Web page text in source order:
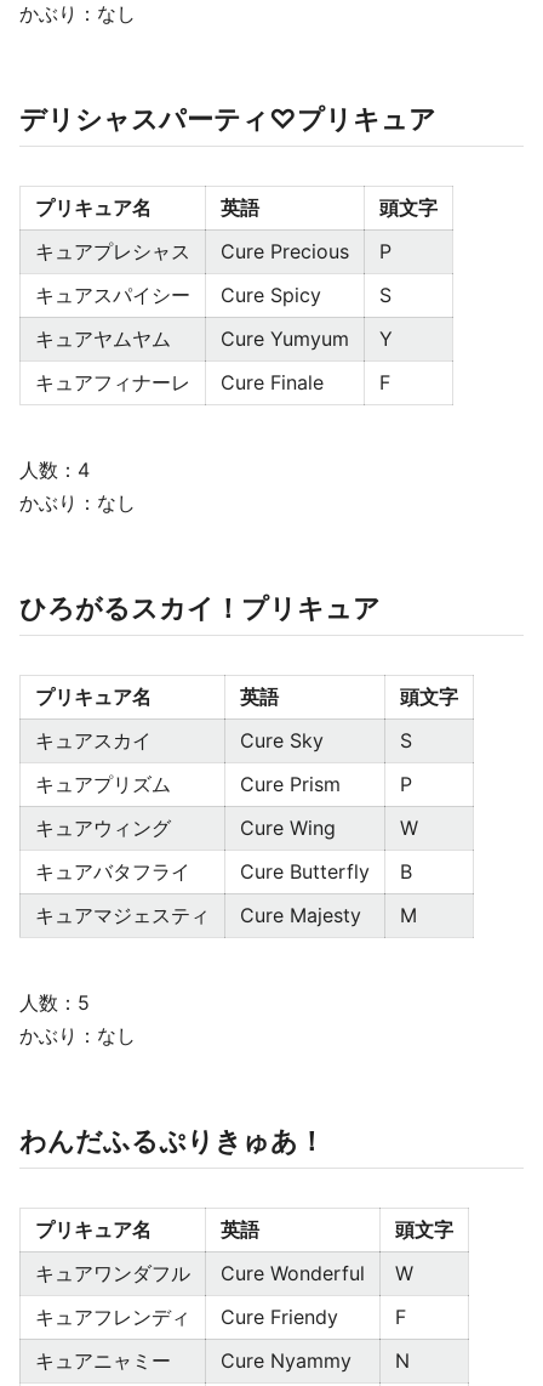
かぶり：なし
デリシャスパーティ♡プリキュア
プリキュア名 英語
頭文字
キュアプレシャス
Cure Precious
P
キュアスパイシー
Cure Spicy
S
キュアヤムヤム
Cure Yumyum
Y
キュアフィナーレ
Cure Finale F
人数：4
かぶり：なし
ひろがるスカイ！プリキュア
プリキュア名 英語
頭文字
キュアスカイ
Cure Sky
S
キュアプリズム
Cure Prism
P
キュアウィング
Cure Wing
W
キュアバタフライ
Cure Butterfly
B
キュアマジェスティ
Cure Majesty M
人数：5
かぶり：なし
わんだふるぷりきゅあ！
プリキュア名 英語
頭文字
キュアワンダフル
Cure Wonderful
W
キュアフレンディ
Cure Friendy
F
キュアニャミー
Cure Nyammy
N